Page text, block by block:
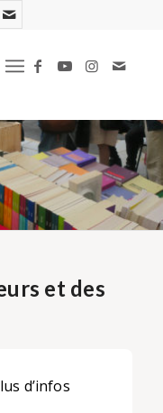
et des
d’infos